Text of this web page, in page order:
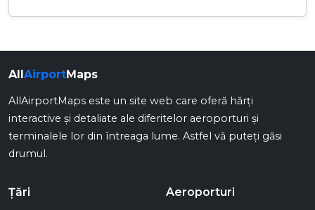
AllAirportMaps
AllAirportMaps este un site web care oferă hărți
interactive și detaliate ale diferitelor aeroporturi și
terminalele lor din întreaga lume. Astfel vă puteți găsi
drumul.
Țări Aeroporturi